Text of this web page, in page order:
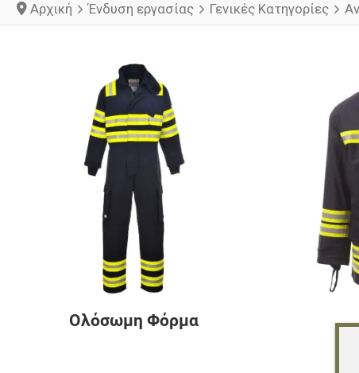
Αρχική Ένδυση εργασίας Γενικές Κατηγορίες
Ολόσωμη Φόρμα